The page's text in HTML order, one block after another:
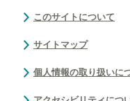
このサイトについて
サイトマップ
個人情報の取り扱いに